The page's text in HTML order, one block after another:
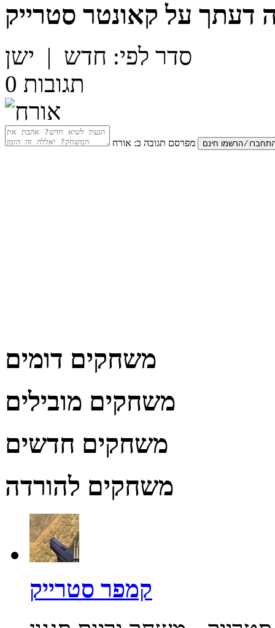
דעתך על קאונטר סטרייק
סדר לפי: חדש | ישן
0 תגובות
מפרסם תגובה כ: אורח
משחקים דומים
משחקים מובילים
משחקים חדשים
משחקים להורדה
קמפר סטרייק